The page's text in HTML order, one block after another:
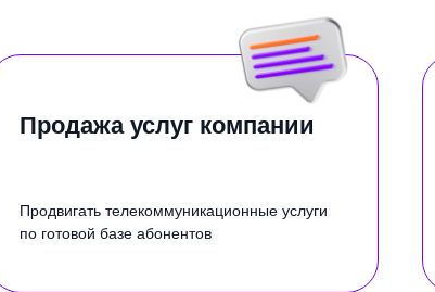
Продажа услуг компании
Продвигать телекоммуникационные услуги
по готовой базе абонентов